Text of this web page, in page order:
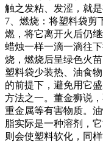
触之发粘、发涩，就是
7、燃烧：将塑料袋剪
燃，将它离开火后仍
蜡烛一样一滴一滴往
烧，燃烧后呈绿色火
塑料袋少装热、油食
的前提下，避免用它
方法之一。董金狮说
重金属等有害物质。
脂实际是一种溶剂，
则会使塑料软化，同